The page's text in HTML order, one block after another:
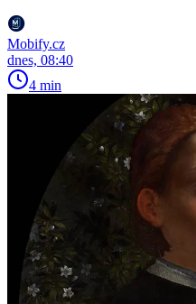
Mobify.cz
dnes, 08:40
4 min